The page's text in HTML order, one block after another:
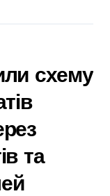
схему
та